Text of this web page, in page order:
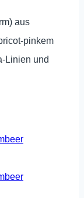
aus
pinkem
und